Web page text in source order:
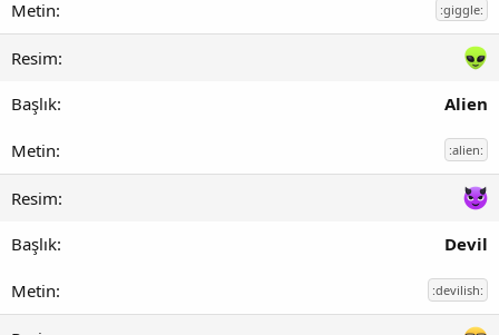
:giggle:
Alien
:alien:
Devil
:devilish: